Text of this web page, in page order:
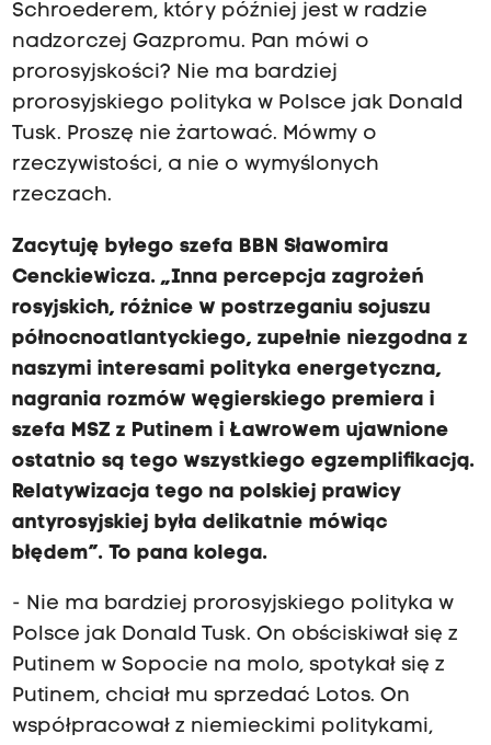
Schroederem, który później jest w radzie
nadzorczej Gazpromu. Pan mówi o
prorosyjskości? Nie ma bardziej
prorosyjskiego polityka w Polsce jak Donald
Tusk. Proszę nie żartować. Mówmy o
rzeczywistości, a nie o wymyślonych
rzeczach.
Zacytuję byłego szefa BBN Sławomira
Cenckiewicza. „Inna percepcja zagrożeń
rosyjskich, różnice w postrzeganiu sojuszu
północnoatlantyckiego, zupełnie niezgodna z
naszymi interesami polityka energetyczna,
nagrania rozmów węgierskiego premiera i
szefa MSZ z Putinem i Ławrowem ujawnione
ostatnio są tego wszystkiego egzemplifikacją.
Relatywizacja tego na polskiej prawicy
antyrosyjskiej była delikatnie mówiąc
błędem”. To pana kolega.
- Nie ma bardziej prorosyjskiego polityka w
Polsce jak Donald Tusk. On obściskiwał się z
Putinem w Sopocie na molo, spotykał się z
Putinem, chciał mu sprzedać Lotos. On
współpracował z niemieckimi politykami,